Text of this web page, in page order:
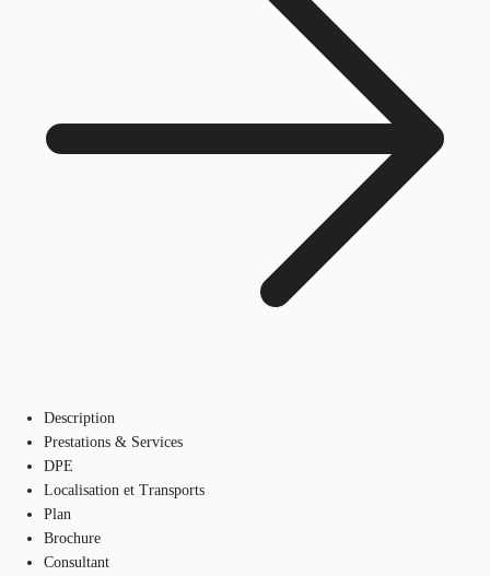
Description
Prestations & Services
DPE
Localisation et Transports
Plan
Brochure
Consultant